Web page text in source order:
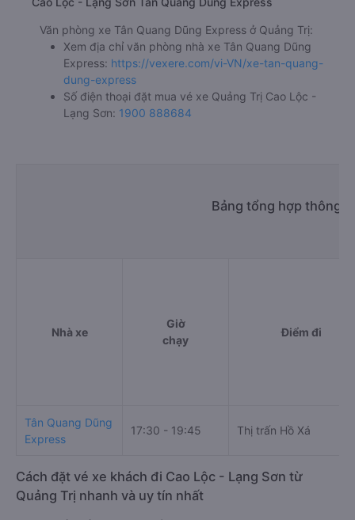
Văn phòng xe Tân Quang Dũng Express ở Quảng Trị:
Xem địa chỉ văn phòng nhà xe Tân Quang Dũng
Express: https://vexere.com/vi-VN/xe-tan-quang-
dung-express
Số điện thoại đặt mua vé xe Quảng Trị Cao Lộc -
Lạng Sơn: 1900 888684
Bảng tổng hợp thông
Nhà xe
Giờ
chạy
Điểm đi
Tân Quang Dũng
Express
17:30 - 19:45 Thị trấn Hồ Xá
Cách đặt vé xe khách đi Cao Lộc - Lạng Sơn từ
Quảng Trị nhanh và uy tín nhất